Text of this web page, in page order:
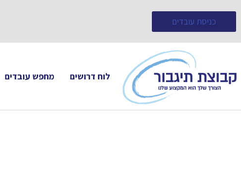
כניסת עובדים
לוח דרושים מחפש עובדים